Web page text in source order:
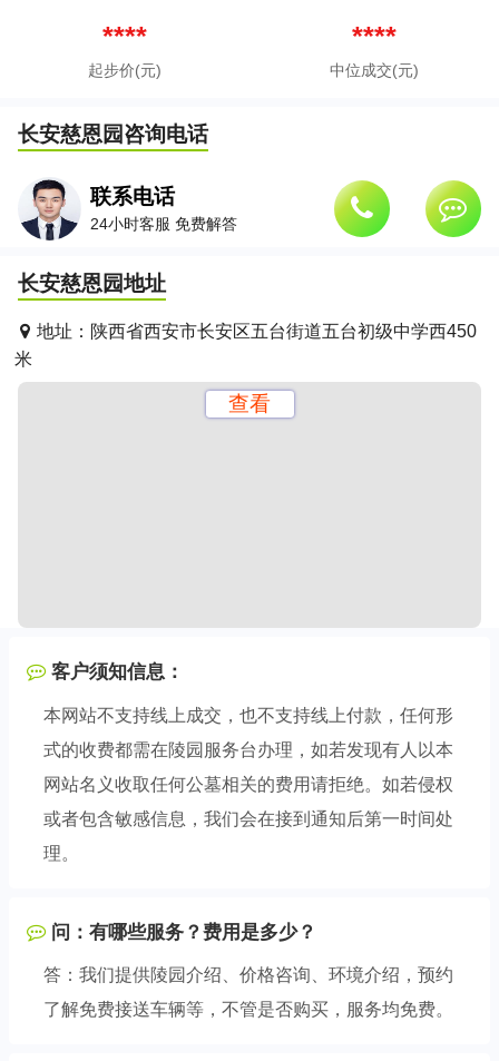
****
起步价(元)
****
中位成交(元)
长安慈恩园咨询电话
联系电话
24小时客服 免费解答
长安慈恩园地址
地址： 陕西省西安市长安区五台街道五台初级中学西450
米
查看
客户须知信息：
本网站不支持线上成交，也不支持线上付款，任何形
式的收费都需在陵园服务台办理，如若发现有人以本
网站名义收取任何公墓相关的费用请拒绝。如若侵权
或者包含敏感信息，我们会在接到通知后第一时间处
理。
问：有哪些服务？费用是多少？
答：我们提供陵园介绍、价格咨询、环境介绍，预约
了解免费接送车辆等，不管是否购买，服务均免费。